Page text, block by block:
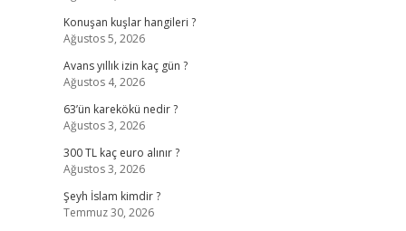
Konuşan kuşlar hangileri ?
Ağustos 5, 2026
Avans yıllık izin kaç gün ?
Ağustos 4, 2026
63’ün karekökü nedir ?
Ağustos 3, 2026
300 TL kaç euro alınır ?
Ağustos 3, 2026
Şeyh İslam kimdir ?
Temmuz 30, 2026